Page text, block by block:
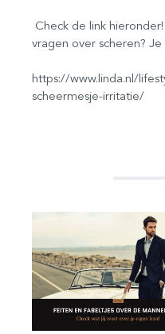
Check de link
vragen over scheren?
https://www.linda.nl/
scheermesje-irritatie/